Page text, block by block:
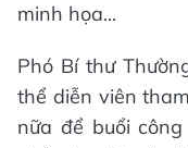
minh họa...
Phó Bí thư
thể diễn viên
nữa để buổi